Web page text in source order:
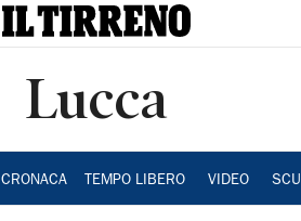
Lucca
CRONACA TEMPO LIBERO VIDEO